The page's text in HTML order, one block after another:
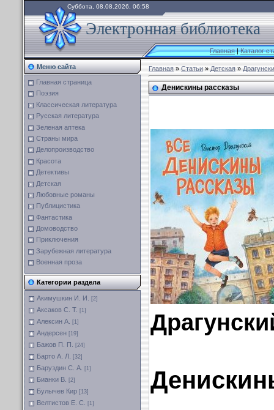
Суббота, 08.08.2026, 06:58
Электронная библиотека
Главная|Каталог
Меню сайта
Главная страница
Поэзия
Классическая литература
Русская литература
Зеленая аптека
Страны мира
Делопроизводство
Красота
Детективы
Детская
Любовные романы
Публицистика
Фантастика
Домоводство
Приключения
Зарубежная литература
Военная проза
Категории раздела
Акимушкин И. И. [2]
Аксаков С. Т. [1]
Алексин А. [1]
Андерсен [19]
Бажов П. П. [24]
Барто А. Л. [32]
Баруздин С. А. [1]
Бианки В. [2]
Булычев Кир [13]
Велтистов Е. С. [1]
Главная»Статьи»Детская»
Денискины рассказы